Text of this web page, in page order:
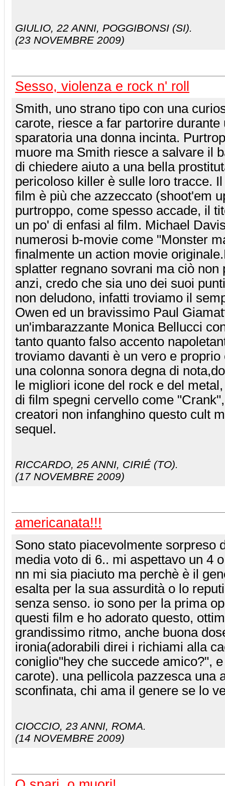
GIULIO, 22 ANNI, POGGIBONSI (SI).
(23 NOVEMBRE 2009)
Sesso, violenza e rock n' roll
Smith, uno strano tipo con una
carote, riesce a far partorire durante
sparatoria una donna incinta.
muore ma Smith riesce a salvare il
di chiedere aiuto a una bella
pericoloso killer è sulle loro tracce.
film è più che azzeccato (shoot'em
purtroppo, come spesso accade, il
un po' di enfasi al film. Michael
numerosi b-movie come "Monster
finalmente un action movie
splatter regnano sovrani ma ciò non
anzi, credo che sia uno dei suoi
non deludono, infatti troviamo il
Owen ed un bravissimo Paul
un'imbarazzante Monica Bellucci
tanto quanto falso accento
troviamo davanti è un vero e
una colonna sonora degna di
le migliori icone del rock e del
di film spegni cervello come
creatori non infanghino questo cult
sequel.
RICCARDO, 25 ANNI, CIRIÉ (TO).
(17 NOVEMBRE 2009)
americanata!!!
Sono stato piacevolmente sorpreso
media voto di 6.. mi aspettavo un 4
nn mi sia piaciuto ma perchè è il
esalta per la sua assurdità o lo
senza senso. io sono per la prima
questi film e ho adorato questo,
grandissimo ritmo, anche buona
ironia(adorabili direi i richiami alla
coniglio"hey che succede amico?",
carote). una pellicola pazzesca una
sconfinata, chi ama il genere se lo
CIOCCIO, 23 ANNI, ROMA.
(14 NOVEMBRE 2009)